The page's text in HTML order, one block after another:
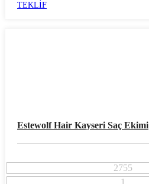
TEKLİF
Estewolf Hair Kayseri Saç Ekimi
2755
1